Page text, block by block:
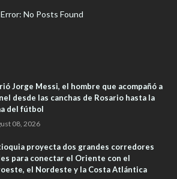
Error: No Posts Found
Jorge Messi, el hombre que acompañó a
desde las canchas de Rosario hasta la
del fútbol
08, 2026
proyecta dos grandes corredores
para conectar el Oriente con el
el Nordeste y la Costa Atlántica